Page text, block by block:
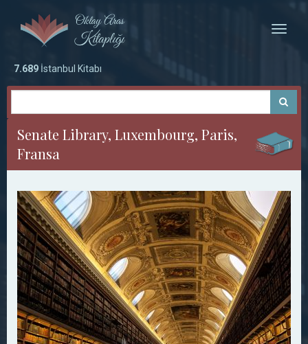
Toggle
7.689 İstanbul Kitabı
Senate Library, Luxembourg, Paris,
Fransa